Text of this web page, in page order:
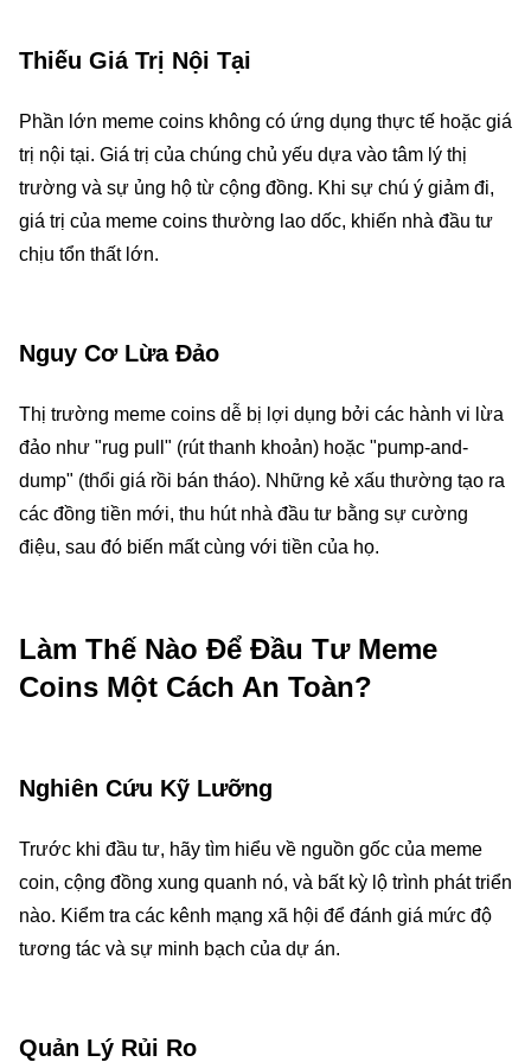
Thiếu Giá Trị Nội Tại
Phần lớn meme coins không có ứng dụng thực tế hoặc giá
trị nội tại. Giá trị của chúng chủ yếu dựa vào tâm lý thị
trường và sự ủng hộ từ cộng đồng. Khi sự chú ý giảm đi,
giá trị của meme coins thường lao dốc, khiến nhà đầu tư
chịu tổn thất lớn.
Nguy Cơ Lừa Đảo
Thị trường meme coins dễ bị lợi dụng bởi các hành vi lừa
đảo như "rug pull" (rút thanh khoản) hoặc "pump-and-
dump" (thổi giá rồi bán tháo). Những kẻ xấu thường tạo ra
các đồng tiền mới, thu hút nhà đầu tư bằng sự cường
điệu, sau đó biến mất cùng với tiền của họ.
Làm Thế Nào Để Đầu Tư Meme
Coins Một Cách An Toàn?
Nghiên Cứu Kỹ Lưỡng
Trước khi đầu tư, hãy tìm hiểu về nguồn gốc của meme
coin, cộng đồng xung quanh nó, và bất kỳ lộ trình phát triển
nào. Kiểm tra các kênh mạng xã hội để đánh giá mức độ
tương tác và sự minh bạch của dự án.
Quản Lý Rủi Ro